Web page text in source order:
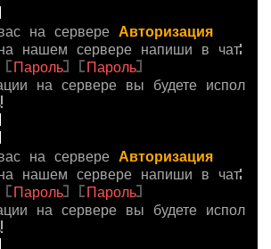
на сервере Авторизация
нашем сервере напиши в чат:
[Пароль] [Пароль]
на сервере вы будете испол
на сервере Авторизация
нашем сервере напиши в чат:
[Пароль] [Пароль]
на сервере вы будете испол